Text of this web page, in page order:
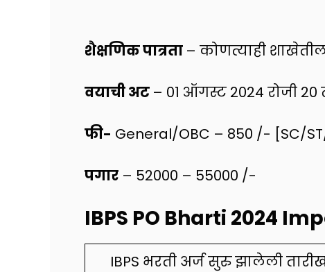
शैक्षणिक पात्रता – कोणत्याही
वयाची अट – 01 ऑगस्ट 2024 रोजी 20
फी- General/OBC – 850 /- [SC/
पगार – 52000 – 55000 /-
IBPS PO Bharti 2024
IBPS भरती अर्ज सुरु झालेली